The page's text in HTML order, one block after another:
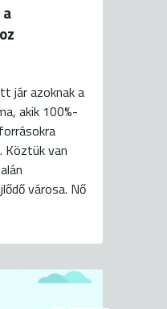
jár azoknak a
akik 100%-
Köztük van
városa. Nő